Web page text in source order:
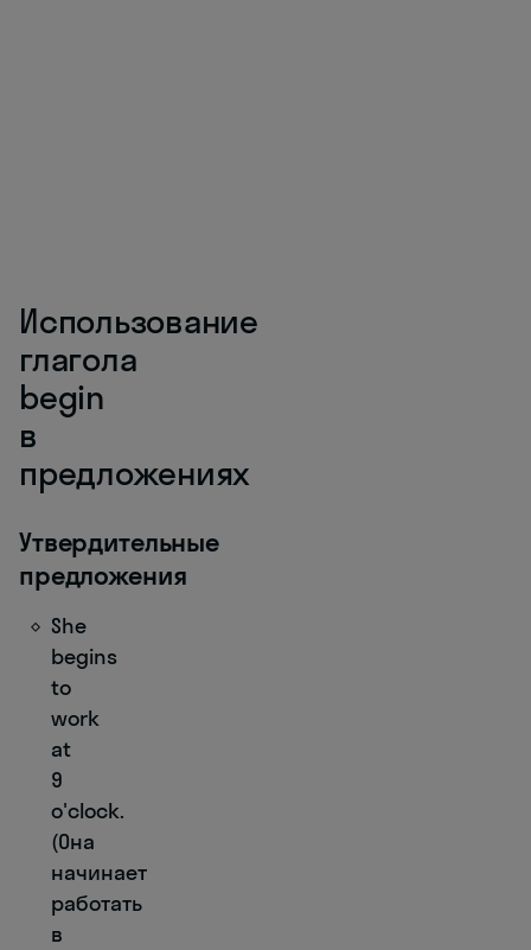
Использование
глагола
begin
в
предложениях
Утвердительные
предложения
She
begins
to
work
at
9
o'clock.
(Она
начинает
работать
в